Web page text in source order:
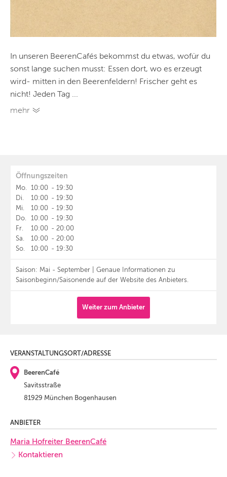
In unseren BeerenCafés bekommst du etwas, wofür du
sonst lange suchen musst: Essen dort, wo es erzeugt
wird- mitten in den Beerenfeldern! Frischer geht es
nicht! Jeden Tag ...
mehr
Öffnungszeiten
Mo. 10:00 - 19:30
Di.
10:00 - 19:30
Mi.
10:00 - 19:30
Do.
10:00 - 19:30
Fr.
10:00 - 20:00
Sa.
10:00 - 20:00
So.
10:00 - 19:30
Saison: Mai - September | Genaue Informationen zu
Saisonbeginn/Saisonende auf der Website des Anbieters.
Weiter zum Anbieter
VERANSTALTUNGSORT/ADRESSE
BeerenCafé
Savitsstraße
81929 München Bogenhausen
ANBIETER
Maria Hofreiter BeerenCafé
Kontaktieren